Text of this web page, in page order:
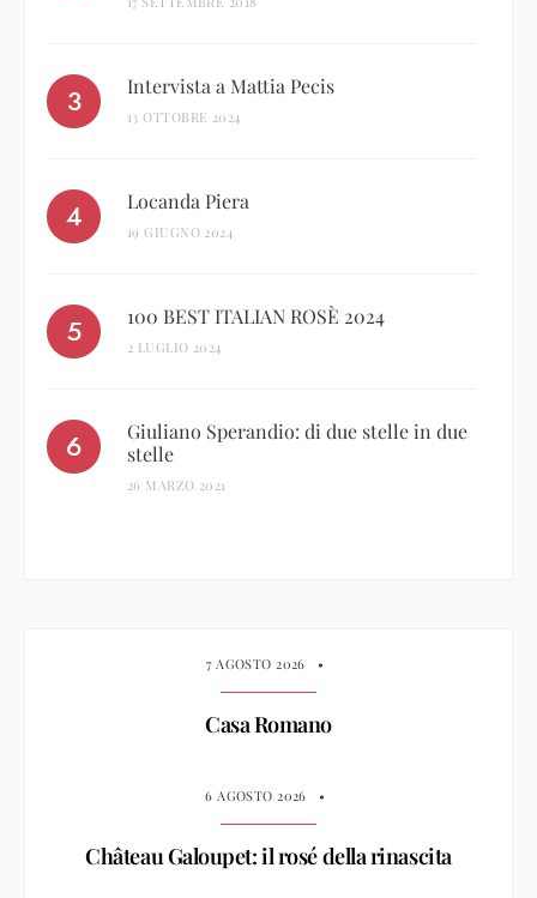
Intervista a Mattia Pecis
13 OTTOBRE 2024
Locanda Piera
19 GIUGNO 2024
100 BEST ITALIAN ROSÈ 2024
2 LUGLIO 2024
Giuliano Sperandio: di due stelle in due
stelle
26 MARZO 2021
7 AGOSTO 2026 •
Casa Romano
6 AGOSTO 2026 •
Château Galoupet: il rosé della rinascita